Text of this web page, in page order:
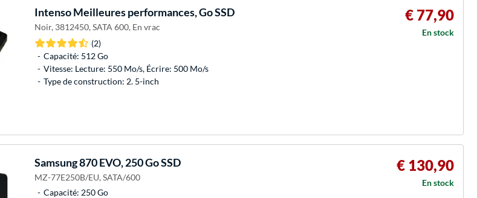
IntensoMeilleures performances, Go SSD
Noir, 3812450, SATA 600, En vrac
(2)
Capacité: 512 Go
Vitesse: Lecture: 550 Mo/s, Écrire: 500 Mo/s
Type de construction: 2. 5-inch
€ 77,90
En stock
Samsung870 EVO, 250 Go SSD
MZ-77E250B/EU, SATA/600
Capacité: 250 Go
€ 130,90
En stock